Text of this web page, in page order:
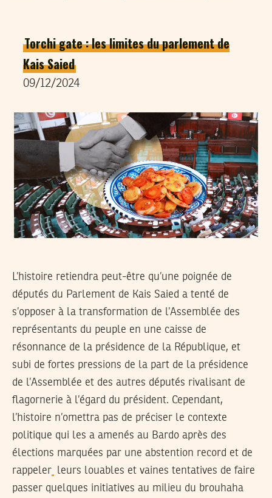
Torchi gate : les limites du parlement de
Kais Saied
09/12/2024
L’histoire retiendra peut-être qu’une poignée de
députés du Parlement de Kais Saied a tenté de
s’opposer à la transformation de l’Assemblée des
représentants du peuple en une caisse de
résonnance de la présidence de la République, et
subi de fortes pressions de la part de la présidence
de l’Assemblée et des autres députés rivalisant de
flagornerie à l’égard du président. Cependant,
l’histoire n’omettra pas de préciser le contexte
politique qui les a amenés au Bardo après des
élections marquées par une abstention record et de
rappeler leurs louables et vaines tentatives de faire
passer quelques initiatives au milieu du brouhaha